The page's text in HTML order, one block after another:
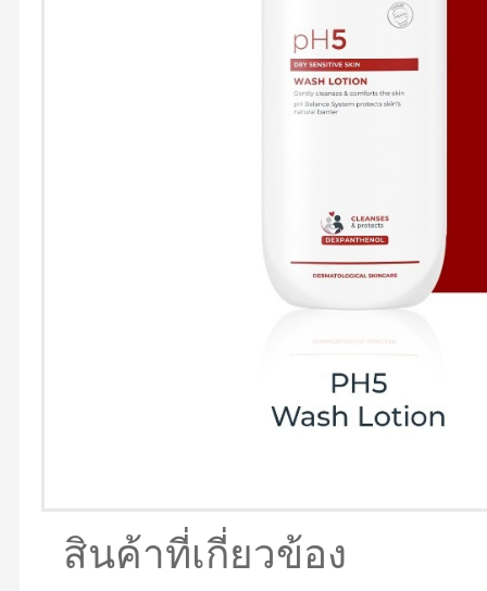
สินค้าที่เกี่ยวข้อง